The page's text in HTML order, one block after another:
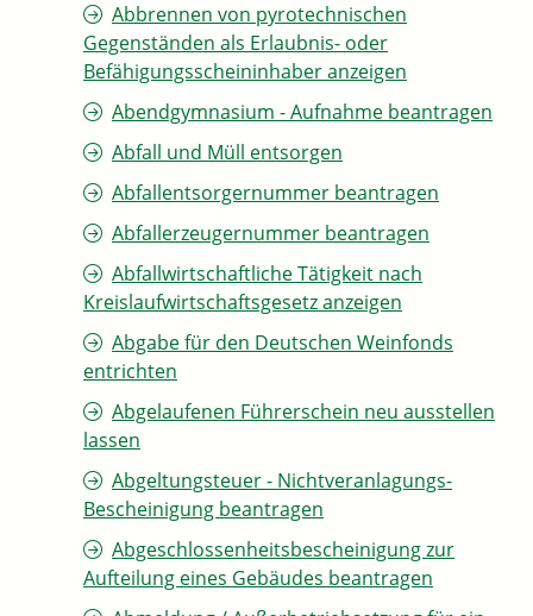
Abbrennen von pyrotechnischen
Gegenständen als Erlaubnis- oder
Befähigungsscheininhaber anzeigen
Abendgymnasium - Aufnahme beantragen
Abfall und Müll entsorgen
Abfallentsorgernummer beantragen
Abfallerzeugernummer beantragen
Abfallwirtschaftliche Tätigkeit nach
Kreislaufwirtschaftsgesetz anzeigen
Abgabe für den Deutschen Weinfonds
entrichten
Abgelaufenen Führerschein neu ausstellen
lassen
Abgeltungsteuer - Nichtveranlagungs-
Bescheinigung beantragen
Abgeschlossenheitsbescheinigung zur
Aufteilung eines Gebäudes beantragen